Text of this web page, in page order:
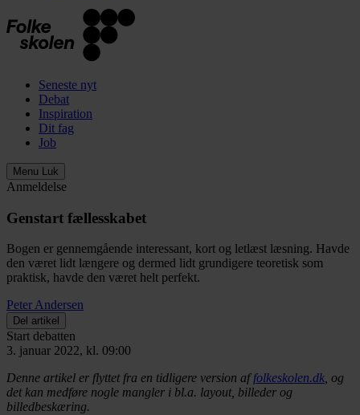
Seneste nyt
Debat
Inspiration
Dit fag
Job
Menu Luk
Anmeldelse
Genstart fællesskabet
Bogen er gennemgående interessant, kort og letlæst læsning. Havde
den været lidt længere og dermed lidt grundigere teoretisk som
praktisk, havde den været helt perfekt.
Peter Andersen
Del artikel
Start debatten
3. januar 2022, kl. 09:00
Denne artikel er flyttet fra en tidligere version affolkeskolen.dk, og
det kan medføre nogle mangler i bl.a. layout, billeder og
billedbeskæring.